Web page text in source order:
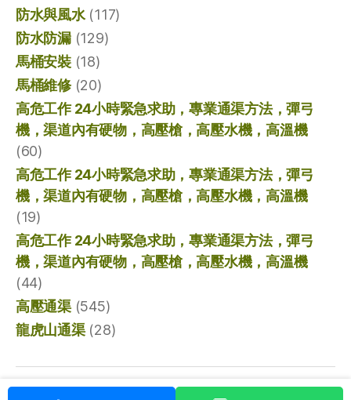
防水與風水(117)
防水防漏(129)
馬桶安裝(18)
馬桶維修(20)
高危工作 24小時緊急求助，專業通渠方法，彈弓
機，渠道內有硬物，高壓槍，高壓水機，高溫機
(60)
高危工作 24小時緊急求助，專業通渠方法，彈弓
機，渠道內有硬物，高壓槍，高壓水機，高溫機
(19)
高危工作 24小時緊急求助，專業通渠方法，彈弓
機，渠道內有硬物，高壓槍，高壓水機，高溫機
(44)
高壓通渠(545)
龍虎山通渠(28)